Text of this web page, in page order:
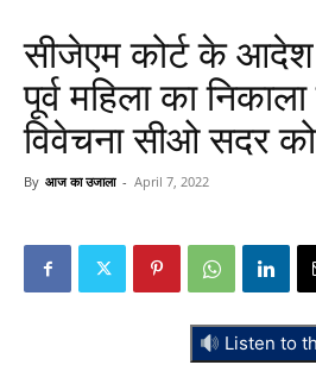
सीजेएम कोर्ट के आदेश
पूर्व महिला का
विवेचना सीओ सदर को
By आज का उजाला - April 7, 2022
Listen to